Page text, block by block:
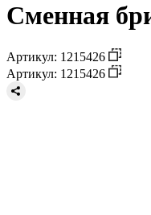
Сменная
Артикул: 1215426
Артикул: 1215426